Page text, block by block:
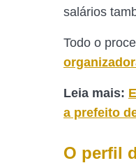
salários
Todo o
Leia mais:
a prefeito
O perfil